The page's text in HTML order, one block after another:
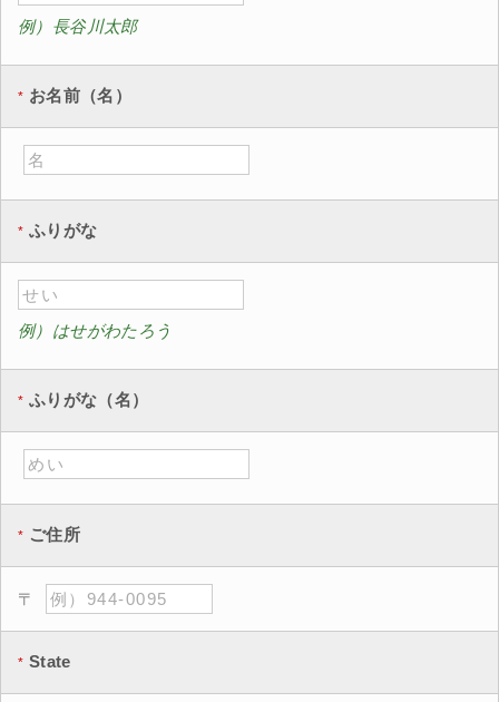
例）長谷川太郎
お名前（名）
ふりがな
例）はせがわたろう
ふりがな（名）
ご住所
State